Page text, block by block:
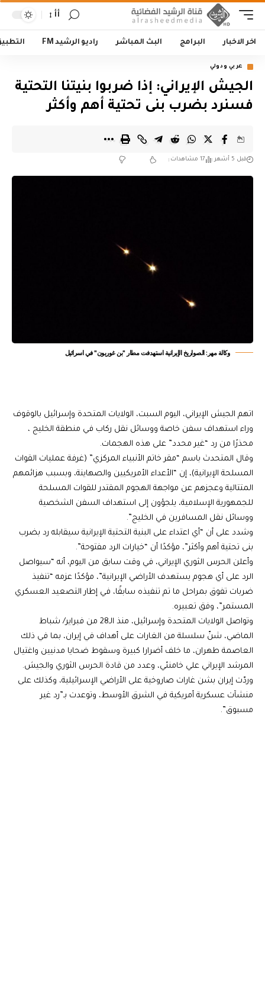
أأ
اخر الاخبار البرامج البث المباشر راديو الرشيد FM
عربي ودولي
الجيش الإيراني: إذا ضربوا بنيتنا التحتية
فسنرد بضرب بنى تحتية أهم وأكثر
قبل 5 أشهر 17 مشاهدات
وكالة مهر: الصواريخ الإيرانية استهدفت مطار "بن غوريون" في اسرائيل
اتهم الجيش الإيراني، اليوم السبت، الولايات المتحدة وإسرائيل بالوقوف
وراء استهداف سفن خاصة ووسائل نقل ركاب في منطقة الخليج ،
محذرًا من رد “غير محدد” على هذه الهجمات.
وقال المتحدث باسم “مقر خاتم الأنبياء المركزي” (غرفة عمليات القوات
المسلحة الإيرانية)، إن “الأعداء الأمريكيين والصهاينة، وبسبب هزائمهم
المتتالية وعجزهم عن مواجهة الهجوم المقتدر للقوات المسلحة
للجمهورية الإسلامية، يلجؤون إلى استهداف السفن الشخصية
ووسائل نقل المسافرين في الخليج”.
وشدد على أن “أي اعتداء على البنية التحتية الإيرانية سيقابله رد بضرب
بنى تحتية أهم وأكثر”، مؤكدًا أن “خيارات الرد مفتوحة”.
وأعلن الحرس الثوري الإيراني، في وقت سابق من اليوم، أنه “سيواصل
الرد على أي هجوم يستهدف الأراضي الإيرانية”، مؤكدًا عزمه “تنفيذ
ضربات تفوق بمراحل ما تم تنفيذه سابقًا، في إطار التصعيد العسكري
المستمر”، وفق تعبيره.
وتواصل الولايات المتحدة وإسرائيل، منذ الـ28 من فبراير/ شباط
الماضي، شنّ سلسلة من الغارات على أهداف في إيران، بما في ذلك
العاصمة طهران، ما خلف أضرارا كبيرة وسقوط ضحايا مدنيين واغتيال
المرشد الإيراني علي خامنئي، وعدد من قادة الحرس الثوري والجيش.
وردّت إيران بشن غارات صاروخية على الأراضي الإسرائيلية، وكذلك على
منشآت عسكرية أمريكية في الشرق الأوسط، وتوعدت بـ”رد غير
مسبوق”.